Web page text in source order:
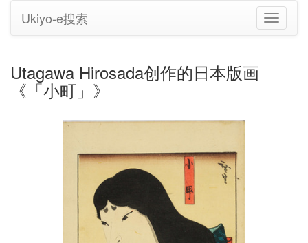
切
换
Ukiyo-e搜索
Utagawa Hirosada创作的日本版画
《「小町」》